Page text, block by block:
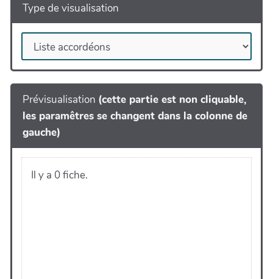
Type de visualisation
Prévisualisation (cette partie est non cliquable,
les paramêtres se changent dans la colonne de
gauche)